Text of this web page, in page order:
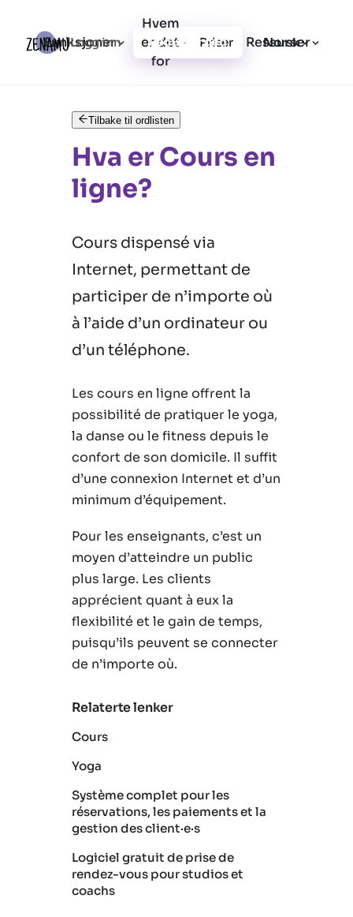
Funksjoner
Hvem
er det
for
Priser Ressurser
Logg inn Registrer deg Norsk
Tilbake til ordlisten
Hva er Cours en
ligne?
Cours dispensé via
Internet, permettant de
participer de n’importe où
à l’aide d’un ordinateur ou
d’un téléphone.
Les cours en ligne offrent la
possibilité de pratiquer le yoga,
la danse ou le fitness depuis le
confort de son domicile. Il suffit
d’une connexion Internet et d’un
minimum d’équipement.
Pour les enseignants, c’est un
moyen d’atteindre un public
plus large. Les clients
apprécient quant à eux la
flexibilité et le gain de temps,
puisqu’ils peuvent se connecter
de n’importe où.
Relaterte lenker
Cours
Yoga
Système complet pour les
réservations, les paiements et la
gestion des client·e·s
Logiciel gratuit de prise de
rendez-vous pour studios et
coachs